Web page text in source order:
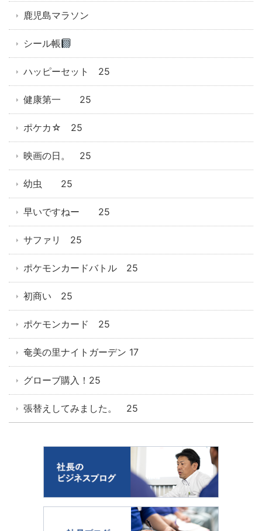
鹿児島マラソン
シール帳
ハッピーセット 25
健康第一 25
ポケカ☆ 25
映画の日。 25
幼虫 25
早いですねー 25
サファリ 25
ポケモンカードバトル 25
初商い 25
ポケモンカード 25
奄美の里ナイトガーデン 17
グローブ購入！25
張替えしてみました。 25